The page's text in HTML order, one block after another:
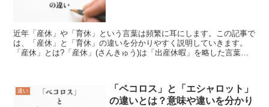
近年「産休」や「育休」という言葉は頻繁に耳にします。この記事で
は、「産休」と「育休」の違いを分かりやすく説明していきます。
「産休」とは?「産休」(さんきゅう)は「出産休暇」を略した言葉で
違い
「ペコロス」と「エシャロット」
の違いとは？意味や違いを分かり